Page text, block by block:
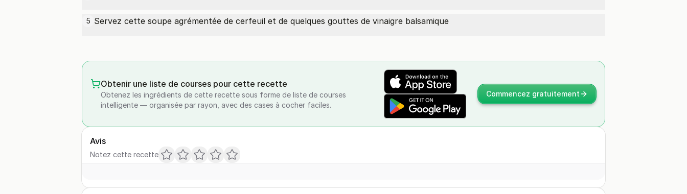
5 Servez cette soupe agrémentée de cerfeuil et de quelques gouttes de vinaigre balsamique
Obtenir une liste de courses pour cette recette
Obtenez les ingrédients de cette recette sous forme de liste de courses
intelligente — organisée par rayon, avec des cases à cocher faciles.
Commencez gratuitement
Avis
Notez cette recette